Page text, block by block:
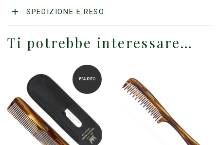
SPEDIZIONE E RESO
Ti potrebbe interessare…
ESAURITO